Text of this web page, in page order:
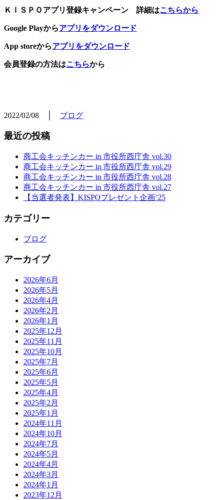
ＫＩＳＰＯアプリ登録キャンペーン 詳細はこちらから
Google Playからアプリをダウンロード
App storeからアプリをダウンロード
会員登録の方法はこちらから
2022/02/08 │ ブログ
最近の投稿
商工会キッチンカー in 市役所西庁舎 vol.30
商工会キッチンカー in 市役所西庁舎 vol.29
商工会キッチンカー in 市役所西庁舎 vol.28
商工会キッチンカー in 市役所西庁舎 vol.27
【当選者発表】KISPOプレゼント企画’25
カテゴリー
ブログ
アーカイブ
2026年6月
2026年5月
2026年4月
2026年2月
2026年1月
2025年12月
2025年11月
2025年10月
2025年7月
2025年6月
2025年5月
2025年4月
2025年2月
2025年1月
2024年11月
2024年10月
2024年7月
2024年5月
2024年4月
2024年3月
2024年1月
2023年12月